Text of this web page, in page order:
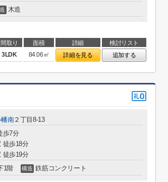
木造
間取り 面積 詳細
検討リスト
3LDK 84.06㎡ 詳細を見る 追加する
南２丁目8-13
歩7分
徒歩18分
徒歩19分
1階 構造 鉄筋コンクリート